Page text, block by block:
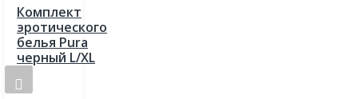
Комплект
эротического
белья Pura
черный L/XL